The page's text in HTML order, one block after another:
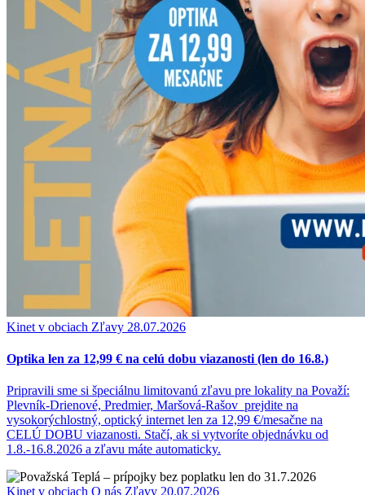
Kinet v obciach Zľavy 28.07.2026
Optika len za 12,99 € na celú dobu viazanosti (len do 16.8.)
Pripravili sme si špeciálnu limitovanú zľavu pre lokality na Považí:
Plevník-Drienové, Predmier, Maršová-Rašov prejdite na
vysokorýchlostný, optický internet len za 12,99 €/mesačne na
CELÚ DOBU viazanosti. Stačí, ak si vytvoríte objednávku od
1.8.-16.8.2026 a zľavu máte automaticky.
Kinet v obciach O nás Zľavy 20.07.2026